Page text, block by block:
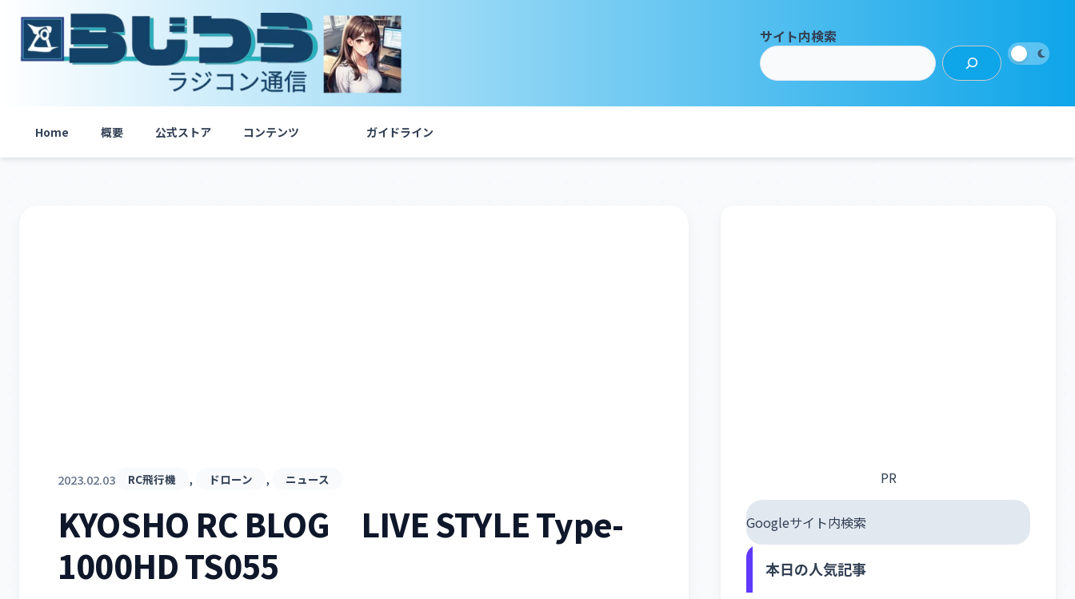
サイト内検索
Home 概要 公式ストア コンテンツ ガイドライン
2023.02.03 RC飛行機 , ドローン , ニュース
KYOSHO RC BLOG LIVE STYLE Type-
1000HD TS055
PR
Googleサイト内検索
本日の人気記事